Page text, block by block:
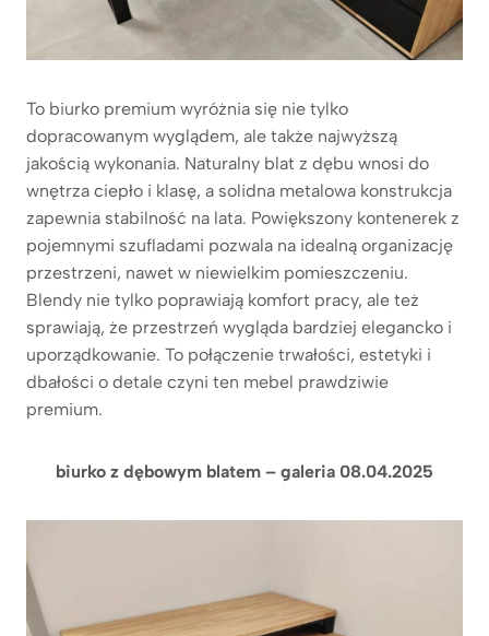
To biurko premium wyróżnia się nie tylko
dopracowanym wyglądem, ale także najwyższą
jakością wykonania. Naturalny blat z dębu wnosi do
wnętrza ciepło i klasę, a solidna metalowa konstrukcja
zapewnia stabilność na lata. Powiększony kontenerek z
pojemnymi szufladami pozwala na idealną organizację
przestrzeni, nawet w niewielkim pomieszczeniu.
Blendy nie tylko poprawiają komfort pracy, ale też
sprawiają, że przestrzeń wygląda bardziej elegancko i
uporządkowanie. To połączenie trwałości, estetyki i
dbałości o detale czyni ten mebel prawdziwie
premium.
biurko z dębowym blatem – galeria 08.04.2025